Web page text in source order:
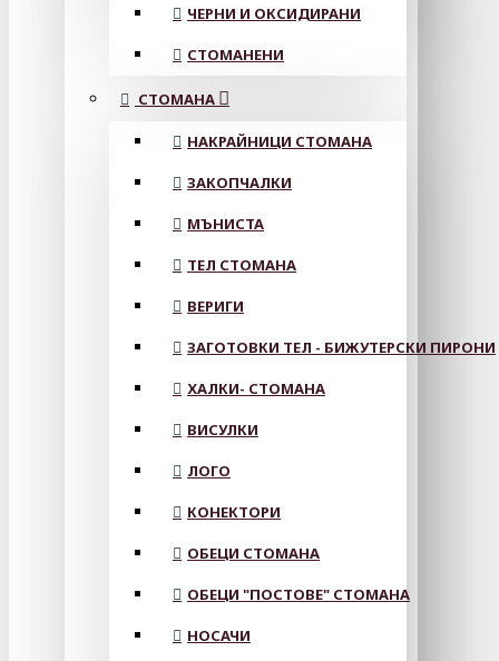
ЧЕРНИ И ОКСИДИРАНИ
СТОМАНЕНИ
СТОМАНА
НАКРАЙНИЦИ СТОМАНА
ЗАКОПЧАЛКИ
МЪНИСТА
ТЕЛ СТОМАНА
ВЕРИГИ
ЗАГОТОВКИ ТЕЛ - БИЖУТЕРСКИ ПИРОНИ
ХАЛКИ- СТОМАНА
ВИСУЛКИ
ЛОГО
КОНЕКТОРИ
ОБЕЦИ СТОМАНА
ОБЕЦИ "ПОСТОВЕ" СТОМАНА
НОСАЧИ